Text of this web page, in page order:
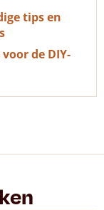
tips en
de DIY-